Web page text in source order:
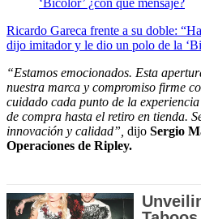
Ricardo Gareca frente a su doble:
dijo imitador y le dio un polo de la
“Estamos emocionados. Esta
nuestra marca y compromiso firme
cuidado cada punto de la
de compra hasta el retiro en tienda.
innovación y calidad”, dijo Sergio
Operaciones de Ripley.